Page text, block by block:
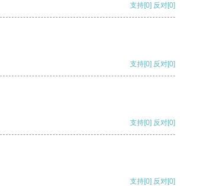
支持[0] 反对[0]
支持[0] 反对[0]
支持[0] 反对[0]
支持[0] 反对[0]